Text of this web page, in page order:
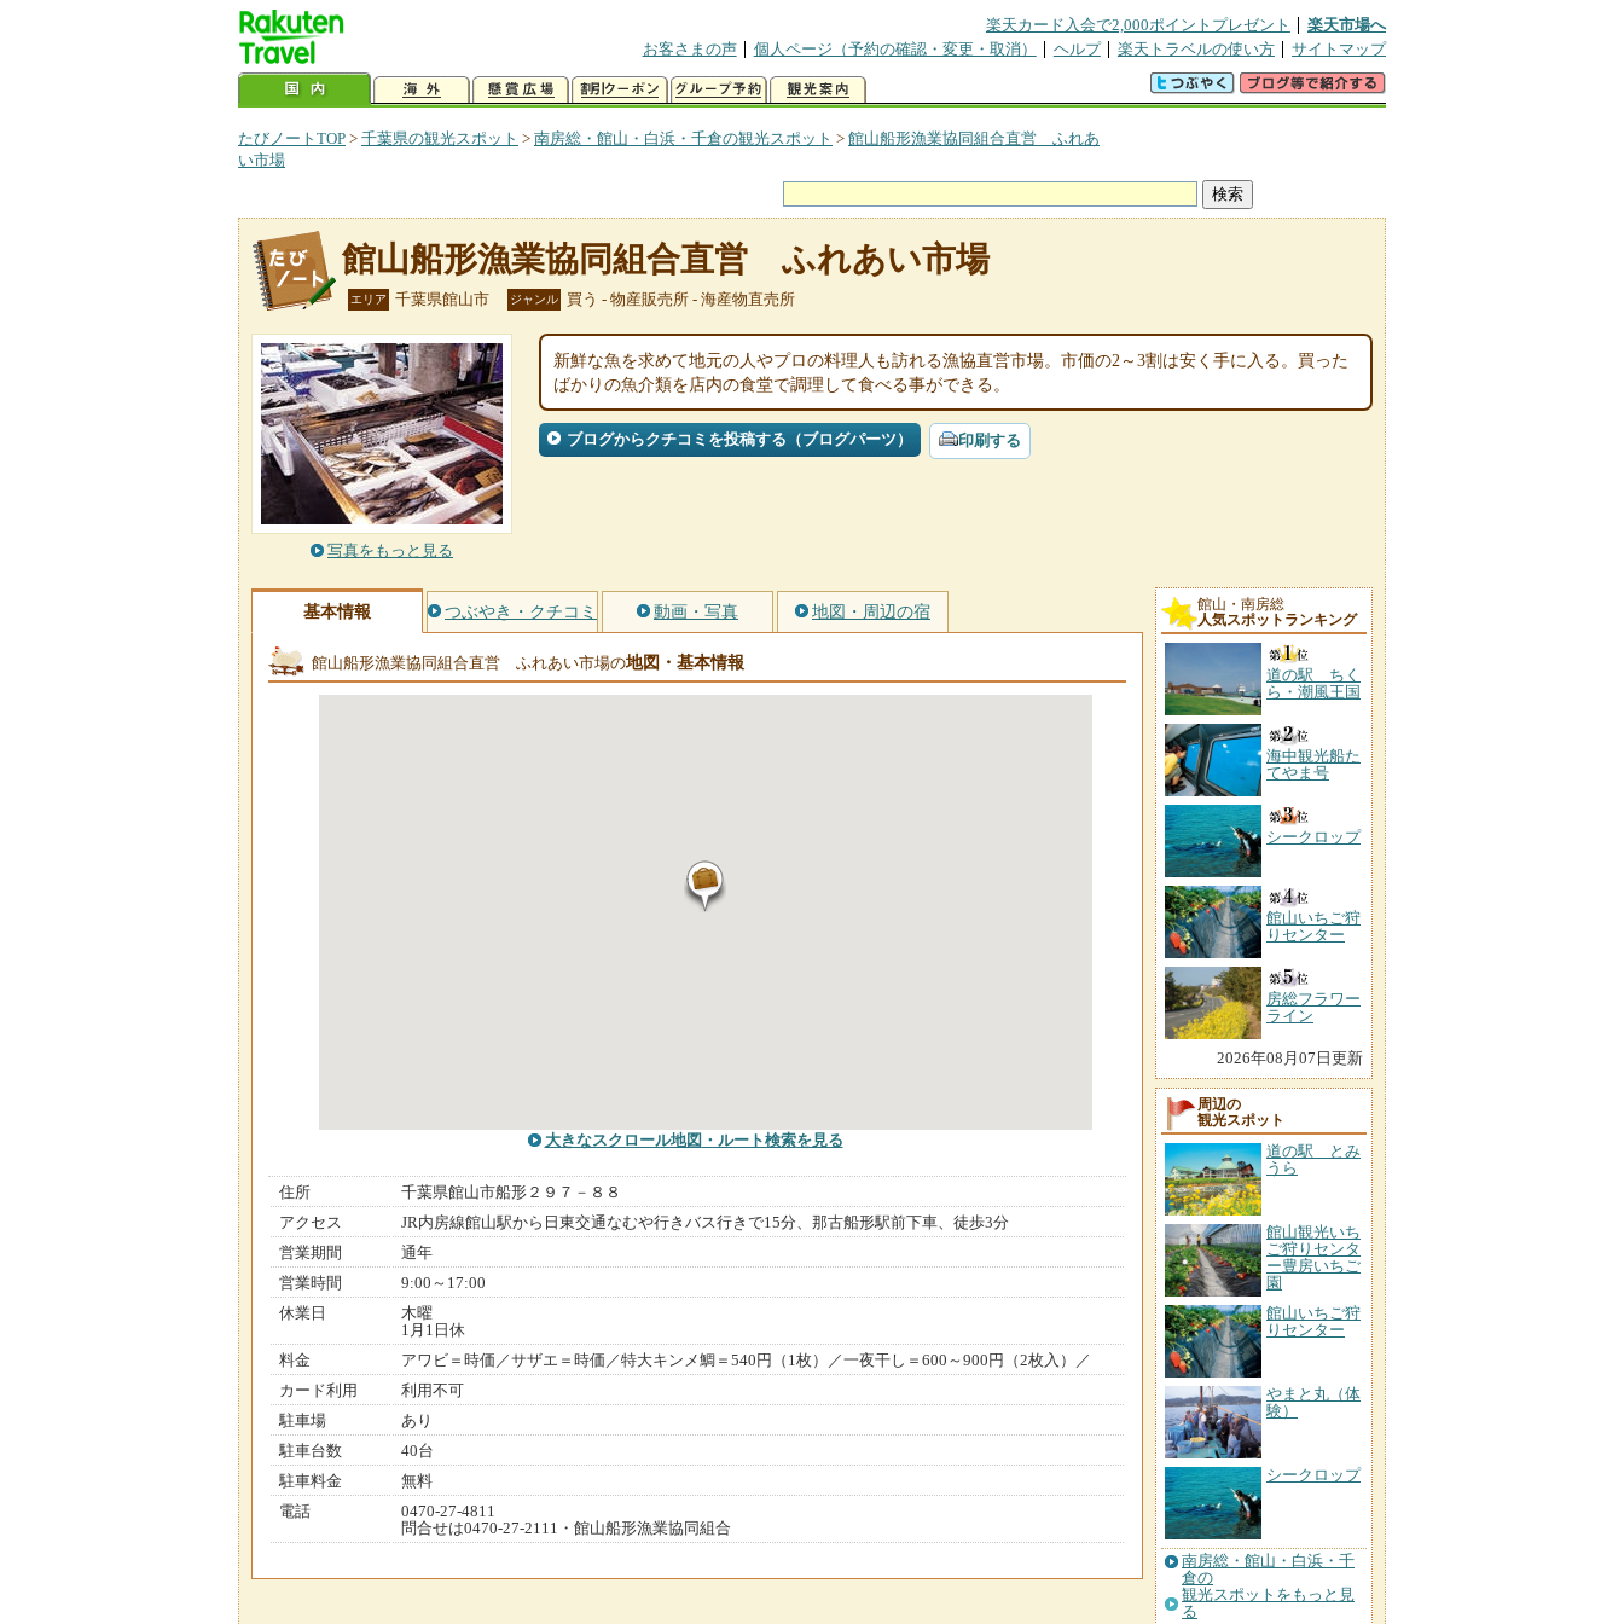
楽天カード入会で2,000ポイントプレゼント
楽天市場へ
お客さまの声
個人ページ（予約の確認・変更・取消） ヘルプ 楽天トラベルの使い方 サイトマップ
たびノートTOP > 千葉県の観光スポット > 南房総・館山・白浜・千倉の観光スポット > 館山船形漁業協同組合直営 ふれあ
い市場
館山船形漁業協同組合直営 ふれあい市場
エリア 千葉県館山市 ジャンル 買う - 物産販売所 - 海産物直売所
写真をもっと見る
新鮮な魚を求めて地元の人やプロの料理人も訪れる漁協直営市場。市価の2～3割は安く手に入る。買った
ばかりの魚介類を店内の食堂で調理して食べる事ができる。
ブログからクチコミを投稿する（ブログパーツ） 印刷する
基本情報 つぶやき・クチコミ 動画・写真 地図・周辺の宿
館山船形漁業協同組合直営 ふれあい市場の地図・基本情報
大きなスクロール地図 ・ルート検索を見る
住所
千葉県館山市船形２９７－８８
アクセス
JR内房線館山駅から日東交通なむや行きバス行きで15分、那古船形駅前下車、徒歩3分
営業期間
通年
営業時間
9:00～17:00
休業日
木曜
1月1日休
料金
アワビ＝時価／サザエ＝時価／特大キンメ鯛＝540円（1枚）／一夜干し＝600～900円（2枚入）／
カード利用
利用不可
駐車場
あり
駐車台数
40台
駐車料金
無料
電話
0470-27-4811
問合せは0470-27-2111・館山船形漁業協同組合
館山・南房総
人気スポットランキング
道の駅 ちく
ら・潮風王国
海中観光船た
てやま号
シークロップ
館山いちご狩
りセンター
房総フラワー
ライン
2026年08月07日更新
周辺の
観光スポット
道の駅 とみ
うら
館山観光いち
ご狩りセンタ
ー豊房いちご
園
館山いちご狩
りセンター
やまと丸（体
験）
シークロップ
南房総・館山・白浜・千
倉の
観光スポットをもっと見
る